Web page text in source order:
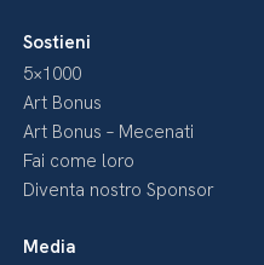
Sostieni
5×1000
Art Bonus
Art Bonus – Mecenati
Fai come loro
Diventa nostro Sponsor
Media